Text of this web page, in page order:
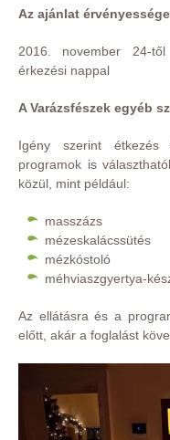
Az ajánlat
2016. november 24-
érkezési nappal
A Varázsfészek egyéb
Igény szerint étkezés
programok is
közül, mint például:
masszázs
mézeskalácssütés
mézkóstoló
méhviaszgyertya-
Az ellátásra és a
előtt, akár a foglalást